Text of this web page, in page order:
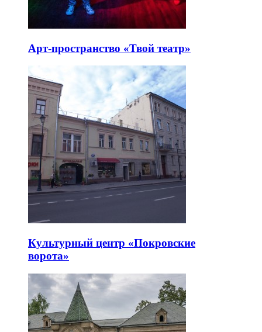
Арт-пространство «Твой театр»
Культурный центр «Покровские
ворота»